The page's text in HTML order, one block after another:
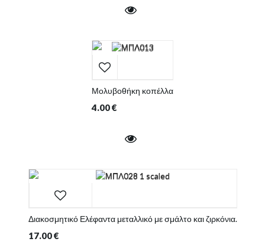
Μολυβοθήκη κοπέλλα
4.00€
Διακοσμητικό Ελέφαντα μεταλλικό με σμάλτο και ζιρκόνια.
17.00€